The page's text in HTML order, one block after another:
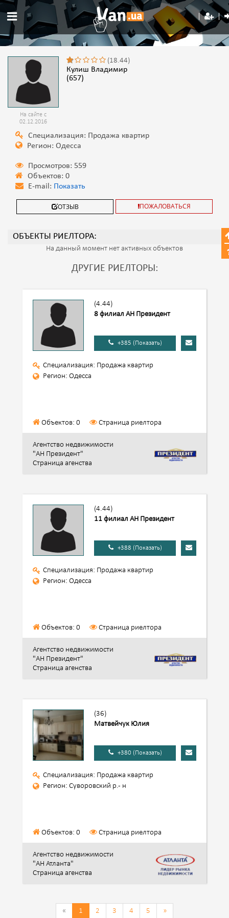
На сайте с
02.12.2016
(18.44)
Кулиш Владимир
(657)
Специализация: Продажа квартир
Регион: Одесса
Просмотров: 559
Объектов: 0
E-mail: Показать
ОТЗЫВ ПОЖАЛОВАТЬСЯ
ОБЪЕКТЫ РИЕЛТОРА:
На данный момент нет активных объектов
ДРУГИЕ РИЕЛТОРЫ:
(4.44)
8 филиал АН Президент
+385 (Показать)
Специализация: Продажа квартир
Регион: Одесса
Объектов: 0 Страница риелтора
Агентство недвижимости
"АН Президент"
Страница агенства
(4.44)
11 филиал АН Президент
+388 (Показать)
Специализация: Продажа квартир
Регион: Одесса
Объектов: 0 Страница риелтора
Агентство недвижимости
"АН Президент"
Страница агенства
(36)
Матвейчук Юлия
+380 (Показать)
Специализация: Продажа квартир
Регион: Суворовский р.- н
Объектов: 0 Страница риелтора
Агентство недвижимости
"АН Атланта"
Страница агенства
« 1 2 3 4 5 »